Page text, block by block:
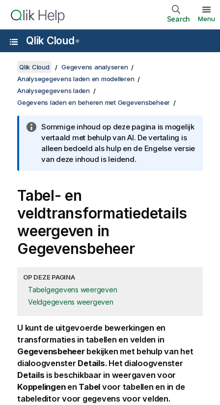
Search Menu
Qlik Cloud ®
Qlik Cloud
Gegevens analyseren
Analysegegevens laden en modelleren
Analysegegevens laden
Gegevens laden en beheren met Gegevensbeheer
Sommige inhoud op deze pagina is mogelijk
vertaald met behulp van AI. De vertaling is
alleen bedoeld als hulp en de Engelse versie
van deze inhoud is leidend.
Tabel- en
veldtransformatiedetails
weergeven in
Gegevensbeheer
OP DEZE PAGINA
Tabelgegevens weergeven
Veldgegevens weergeven
U kunt de uitgevoerde bewerkingen en
transformaties in tabellen en velden in
Gegevensbeheerbekijken met behulp van het
dialoogvenster Details. Het dialoogvenster
Details is beschikbaar in weergaven voor
Koppelingenen Tabel voor tabellen en in de
tabeleditor voor gegevens voor velden.